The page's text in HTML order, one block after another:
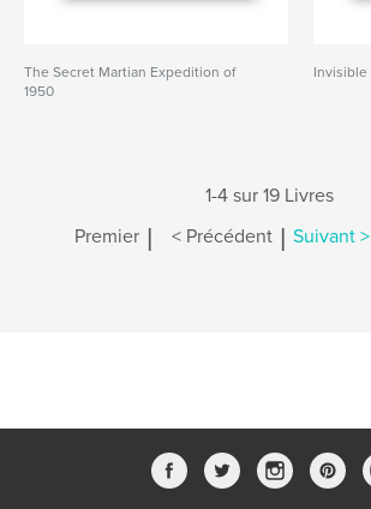
The Secret Martian Expedition of
1950
Invisible
1-4 sur 19 Livres
Premier | < Précédent | Suivant >